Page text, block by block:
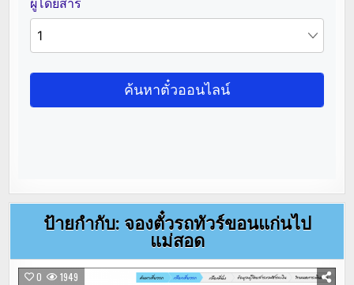
ป้ายกำกับ: จองตั๋วรถทัวร์ขอนแก่นไป
แม่สอด
0 1949